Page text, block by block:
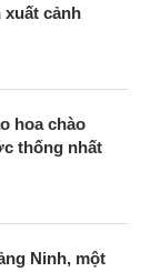
xuất cảnh
hoa chào
thống nhất
Ninh, một